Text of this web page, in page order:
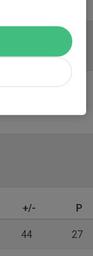
+/- P
44 27